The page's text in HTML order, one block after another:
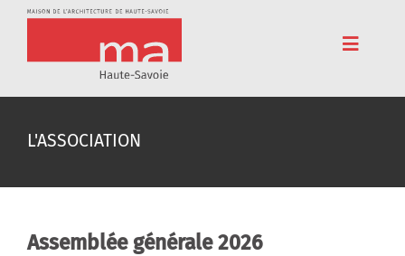
Passer
Toggle
Accueil
Cinéma
L'ASSOCIATION
Assemblée générale 2026